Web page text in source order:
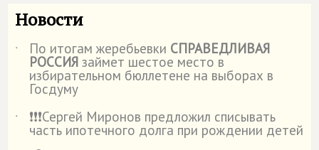
Новости
˙ По итогам жеребьевки СПРАВЕДЛИВАЯ
РОССИЯ займет шестое место в
избирательном бюллетене на выборах в
Госдуму
˙
❗️❗️❗️Сергей Миронов предложил списывать
часть ипотечного долга при рождении детей